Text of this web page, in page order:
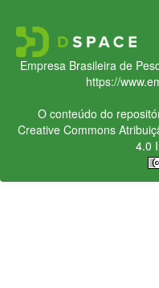
Empresa Brasileira de
https://
O conteúdo do
Creative Commons
4.0